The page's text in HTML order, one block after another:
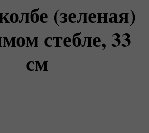
(зеленая)
стебле, 33
см